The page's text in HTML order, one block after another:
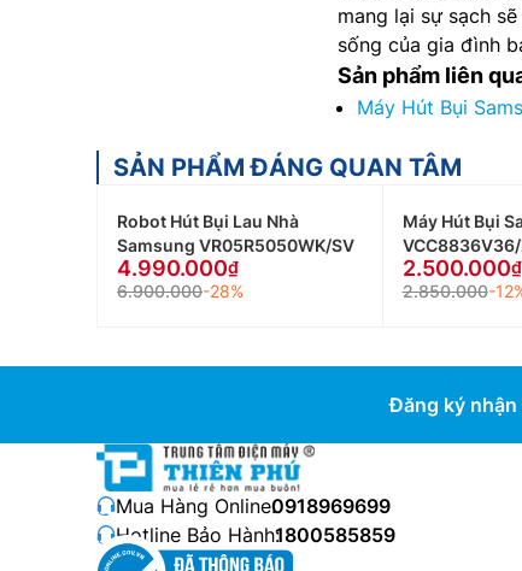
mang lại sự sạch
sống của gia đình
Sản phẩm liên
Máy Hút Bụi
SẢN PHẨM ĐÁNG QUAN TÂM
Robot Hút Bụi Lau Nhà
Samsung VR05R5050WK/SV
4.990.000
6.900.000-28%
Máy Hút Bụi
2.500.000
2.850.000-
Đăng ký
Mua Hàng Online:0918969699
Hotline Bảo Hành:1800585859